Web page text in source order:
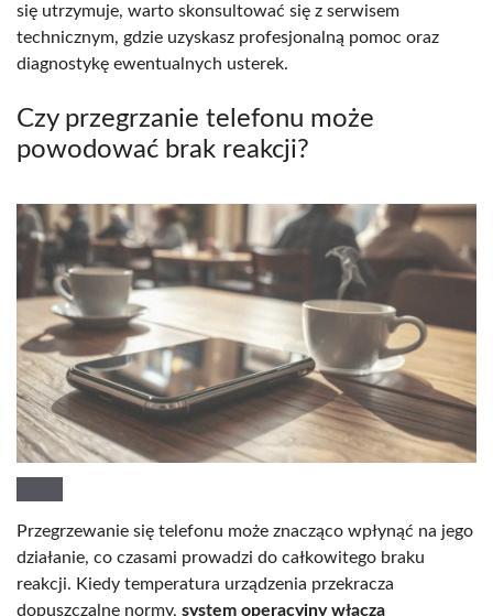
się utrzymuje, warto skonsultować się z serwisem
technicznym, gdzie uzyskasz profesjonalną pomoc oraz
diagnostykę ewentualnych usterek.
Czy przegrzanie telefonu może
powodować brak reakcji?
Przegrzewanie się telefonu może znacząco wpłynąć na jego
działanie, co czasami prowadzi do całkowitego braku
reakcji. Kiedy temperatura urządzenia przekracza
dopuszczalne normy, system operacyjny włącza